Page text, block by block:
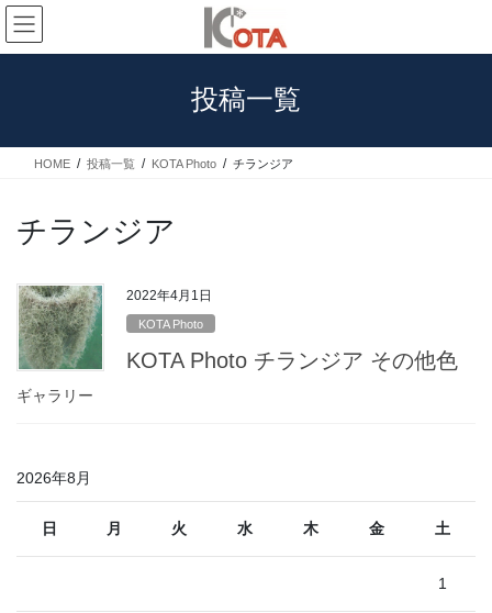
コ
ン
テ
ス
ナ
ビ
ゲ
ン
投稿一覧
HOME 投稿一覧 KOTA Photo チランジア
チランジア
2022年4月1日
KOTA Photo
KOTA Photo チランジア その他色
ギャラリー
2026年8月
日 月 火 水 木 金 土
1